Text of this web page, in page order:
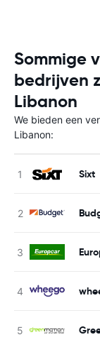
Sommige
bedrijven
Libanon
We bieden een
Libanon:
Sixt